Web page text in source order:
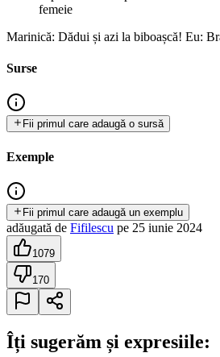
femeie
Marinică: Dădui și azi la biboașcă! Eu:
Surse
Fii primul care adaugă o sursă
Exemple
Fii primul care adaugă un exemplu
adăugată de Fifilescu pe 25 iunie 2024
1079
170
Îți sugerăm și expresiile: